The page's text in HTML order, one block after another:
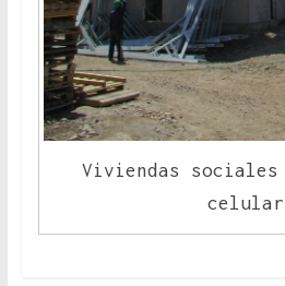
Viviendas sociales
celular